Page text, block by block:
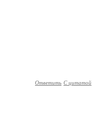
Ответить С цитатой